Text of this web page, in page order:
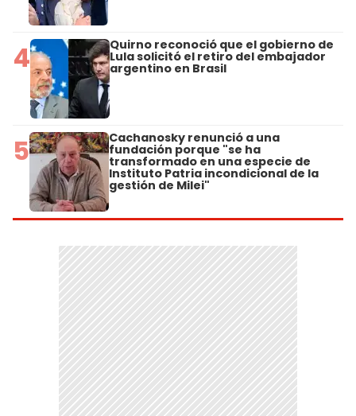
4 Quirno reconoció que el gobierno de
Lula solicitó el retiro del embajador
argentino en Brasil
5 Cachanosky renunció a una
fundación porque "se ha
transformado en una especie de
Instituto Patria incondicional de la
gestión de Milei"